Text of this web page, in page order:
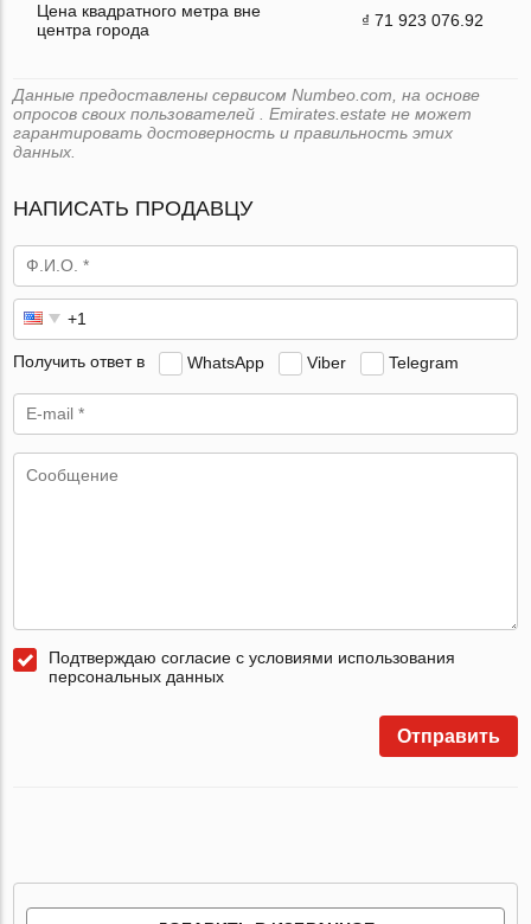
Цена квадратного метра вне
центра города
₫ 71 923 076.92
Данные предоставлены сервисом Numbeo.com, на основе
опросов своих пользователей . Emirates.estate не может
гарантировать достоверность и правильность этих
данных.
НАПИСАТЬ ПРОДАВЦУ
Получить ответ в WhatsApp Viber Telegram
Подтверждаю согласие с условиями использования
персональных данных
Отправить